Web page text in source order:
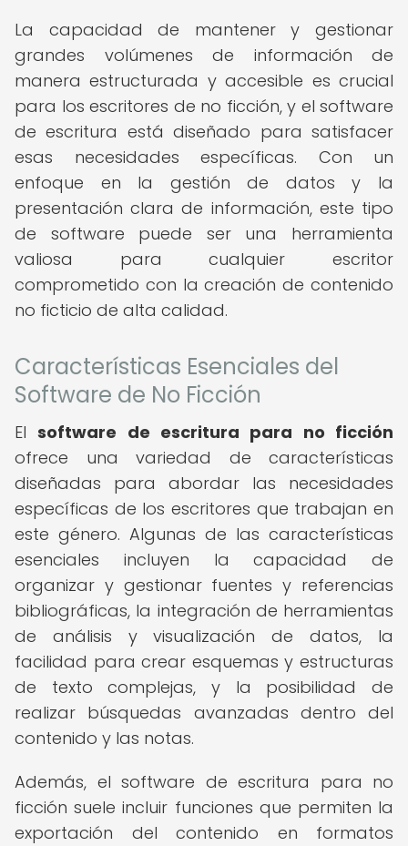
La capacidad de mantener y gestionar
grandes volúmenes de información de
manera estructurada y accesible es crucial
para los escritores de no ficción, y el software
de escritura está diseñado para satisfacer
esas necesidades específicas. Con un
enfoque en la gestión de datos y la
presentación clara de información, este tipo
de software puede ser una herramienta
valiosa para cualquier escritor
comprometido con la creación de contenido
no ficticio de alta calidad.
Características Esenciales del
Software de No Ficción
Elsoftware de escritura para no ficción
ofrece una variedad de características
diseñadas para abordar las necesidades
específicas de los escritores que trabajan en
este género. Algunas de las características
esenciales incluyen la capacidad de
organizar y gestionar fuentes y referencias
bibliográficas, la integración de herramientas
de análisis y visualización de datos, la
facilidad para crear esquemas y estructuras
de texto complejas, y la posibilidad de
realizar búsquedas avanzadas dentro del
contenido y las notas.
Además, el software de escritura para no
ficción suele incluir funciones que permiten la
exportación del contenido en formatos